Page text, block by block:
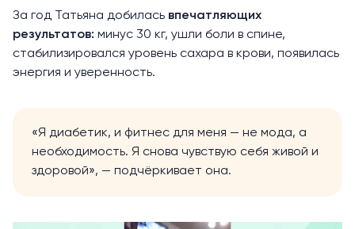
За год Татьяна добилась впечатляющих
результатов: минус 30 кг, ушли боли в спине,
стабилизировался уровень сахара в крови, появилась
энергия и уверенность.
«Я диабетик, и фитнес для меня — не мода, а
необходимость. Я снова чувствую себя живой и
здоровой», — подчёркивает она.